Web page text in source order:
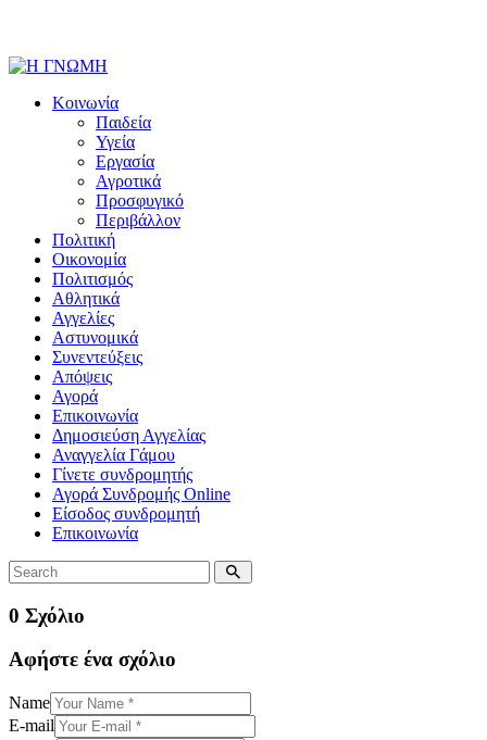
Κοινωνία
Παιδεία
Υγεία
Εργασία
Αγροτικά
Προσφυγικό
Περιβάλλον
Πολιτική
Οικονομία
Πολιτισμός
Αθλητικά
Αγγελίες
Αστυνομικά
Συνεντεύξεις
Απόψεις
Αγορά
Επικοινωνία
Δημοσιεύση Αγγελίας
Αναγγελία Γάμου
Γίνετε συνδρομητής
Αγορά Συνδρομής Online
Είσοδος συνδρομητή
Επικοινωνία
0 Σχόλιο
Αφήστε ένα σχόλιο
Name
E-mail